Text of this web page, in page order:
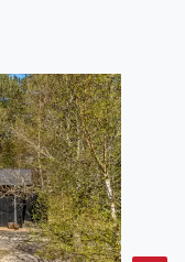
Waldweg,
stimmungsvolle
sowie